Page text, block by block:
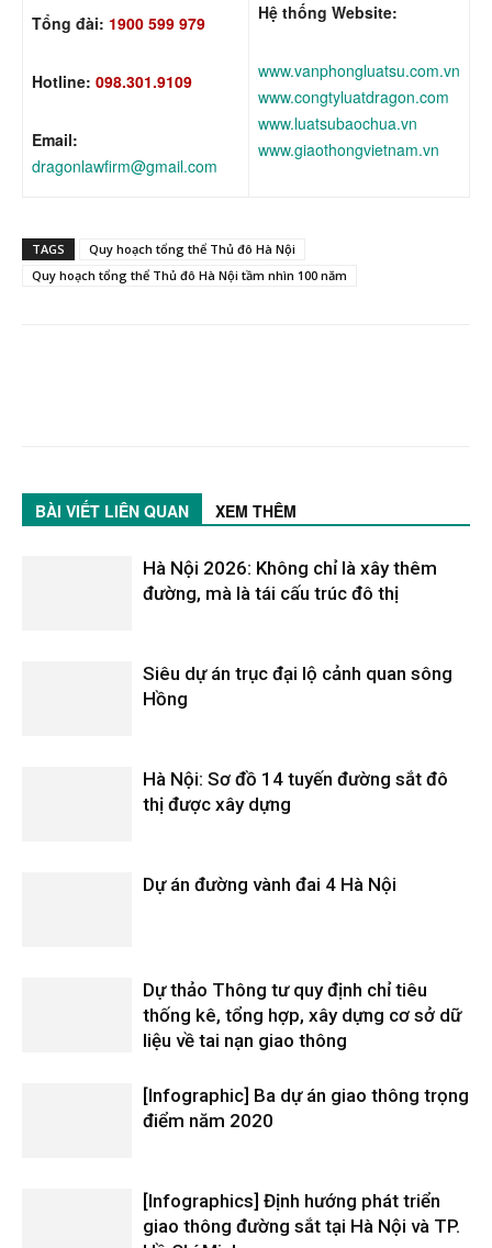
Tổng đài: 1900 599 979
Hotline: 098.301.9109
Email:
dragonlawfirm@gmail.com
Hệ thống Website:
www.vanphongluatsu.com.vn
www.congtyluatdragon.com
www.luatsubaochua.vn
www.giaothongvietnam.vn
TAGS
Quy hoạch tổng thể Thủ đô Hà Nội
Quy hoạch tổng thể Thủ đô Hà Nội tầm nhìn 100 năm
BÀI VIẾT LIÊN QUAN XEM THÊM
Hà Nội 2026: Không chỉ là xây thêm
đường, mà là tái cấu trúc đô thị
Siêu dự án trục đại lộ cảnh quan sông
Hồng
Hà Nội: Sơ đồ 14 tuyến đường sắt đô
thị được xây dựng
Dự án đường vành đai 4 Hà Nội
Dự thảo Thông tư quy định chỉ tiêu
thống kê, tổng hợp, xây dựng cơ sở dữ
liệu về tai nạn giao thông
[Infographic] Ba dự án giao thông trọng
điểm năm 2020
[Infographics] Định hướng phát triển
giao thông đường sắt tại Hà Nội và TP.